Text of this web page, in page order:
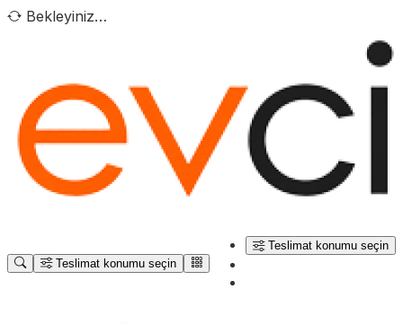
Bekleyiniz…
Teslimat konumu seçin
Teslimat konumu seçin